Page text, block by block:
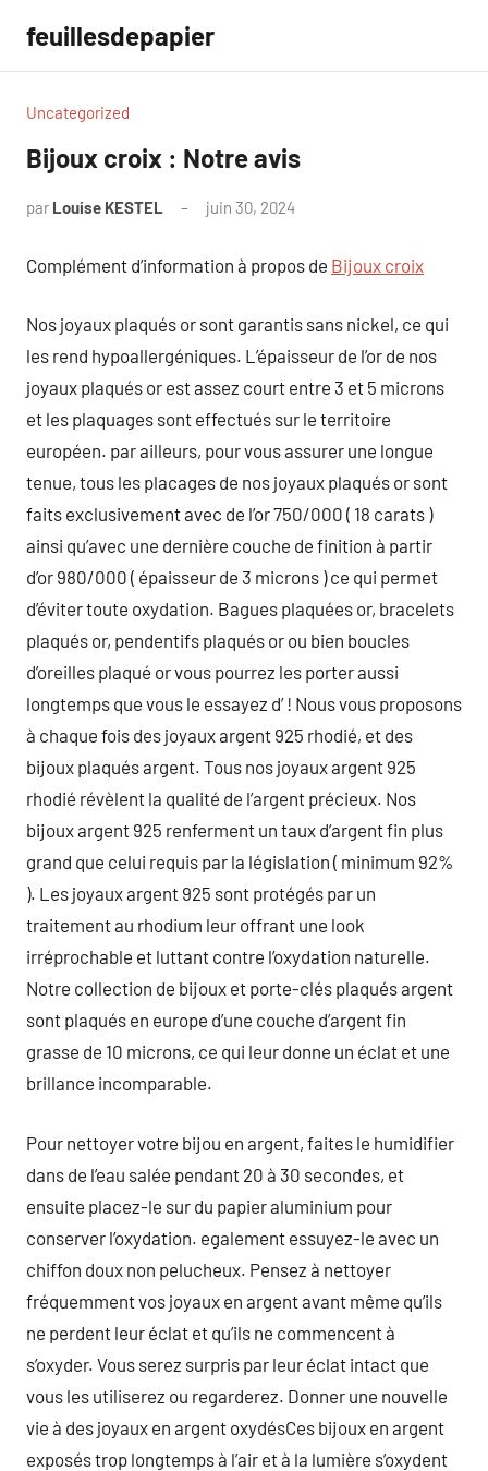
contenu
feuillesdepapier
Uncategorized
Bijoux croix : Notre avis
par Louise KESTEL juin 30, 2024
Complément d’information à propos de Bijoux croix
Nos joyaux plaqués or sont garantis sans nickel, ce qui
les rend hypoallergéniques. L’épaisseur de l’or de nos
joyaux plaqués or est assez court entre 3 et 5 microns
et les plaquages sont effectués sur le territoire
européen. par ailleurs, pour vous assurer une longue
tenue, tous les placages de nos joyaux plaqués or sont
faits exclusivement avec de l’or 750/000 ( 18 carats )
ainsi qu’avec une dernière couche de finition à partir
d’or 980/000 ( épaisseur de 3 microns ) ce qui permet
d’éviter toute oxydation. Bagues plaquées or, bracelets
plaqués or, pendentifs plaqués or ou bien boucles
d’oreilles plaqué or vous pourrez les porter aussi
longtemps que vous le essayez d’ ! Nous vous proposons
à chaque fois des joyaux argent 925 rhodié, et des
bijoux plaqués argent. Tous nos joyaux argent 925
rhodié révèlent la qualité de l’argent précieux. Nos
bijoux argent 925 renferment un taux d’argent fin plus
grand que celui requis par la législation ( minimum 92%
). Les joyaux argent 925 sont protégés par un
traitement au rhodium leur offrant une look
irréprochable et luttant contre l’oxydation naturelle.
Notre collection de bijoux et porte-clés plaqués argent
sont plaqués en europe d’une couche d’argent fin
grasse de 10 microns, ce qui leur donne un éclat et une
brillance incomparable.
Pour nettoyer votre bijou en argent, faites le humidifier
dans de l’eau salée pendant 20 à 30 secondes, et
ensuite placez-le sur du papier aluminium pour
conserver l’oxydation. egalement essuyez-le avec un
chiffon doux non pelucheux. Pensez à nettoyer
fréquemment vos joyaux en argent avant même qu’ils
ne perdent leur éclat et qu’ils ne commencent à
s’oxyder. Vous serez surpris par leur éclat intact que
vous les utiliserez ou regarderez. Donner une nouvelle
vie à des joyaux en argent oxydésCes bijoux en argent
exposés trop longtemps à l’air et à la lumière s’oxydent